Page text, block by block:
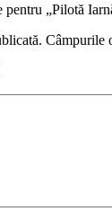
„Pilotă
Câmpurile